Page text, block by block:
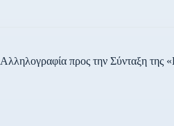
Αλληλογραφία προς την Σύνταξη της